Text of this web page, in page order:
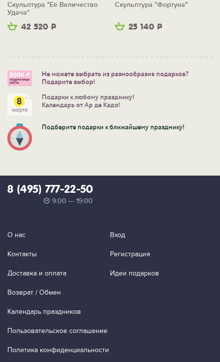
42 520 Р
Скульптура "Её Величество
Удача"
25 140 Р
Скульптура "Фортуна"
Не можете выбрать из разнообразия подарков?
Подарите выбор!
Подарки к любому празднику!
Календарь от Ар де Кадо!
Подберите подарки к ближайшему празднику!
8 (495) 777-22-50
9:00 — 19:00
О нас
Контакты
Доставка и оплата
Возврат / Обмен
Календарь праздников
Пользовательское соглашение
Политика конфиденциальности
Вход
Регистрация
Идеи подарков